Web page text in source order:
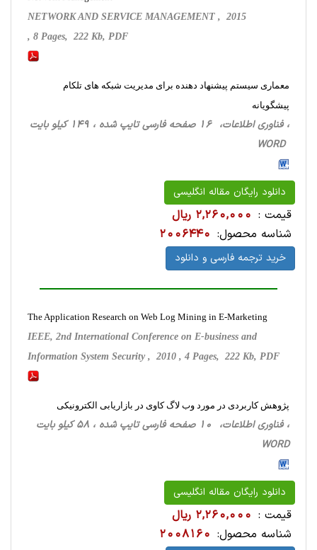
NETWORK AND SERVICE MANAGEMENT , 2015
, 8 Pages, 222 Kb, PDF
معماری سیستم پیشنهاد‌ دهنده برای مدیریت شبکه های تلکام
پیشگویانه
، فناوری اطلاعات، 16 صفحه فارسی تایپ شده ، 149 کیلو بایت
WORD
دانلود رایگان مقاله انگلیسی
قیمت : 2,260,000 ریال
شناسه محصول: 2006440
خرید ترجمه فارسی و دانلود
The Application Research on Web Log Mining in E-Marketing
IEEE, 2nd International Conference on E-business and
Information System Security , 2010 , 4 Pages, 222 Kb, PDF
پژوهش کاربردی در مورد وب لاگ کاوی در بازاریابی الکترونیکی
، فناوری اطلاعات، 10 صفحه فارسی تایپ شده ، 58 کیلو بایت
WORD
دانلود رایگان مقاله انگلیسی
قیمت : 2,260,000 ریال
شناسه محصول: 2008160